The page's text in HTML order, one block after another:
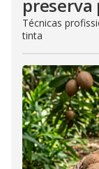
Técnicas
tinta